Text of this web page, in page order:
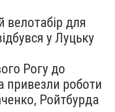
велотабір для
у Луцьку
Рогу до
привезли роботи
Ройтбурда